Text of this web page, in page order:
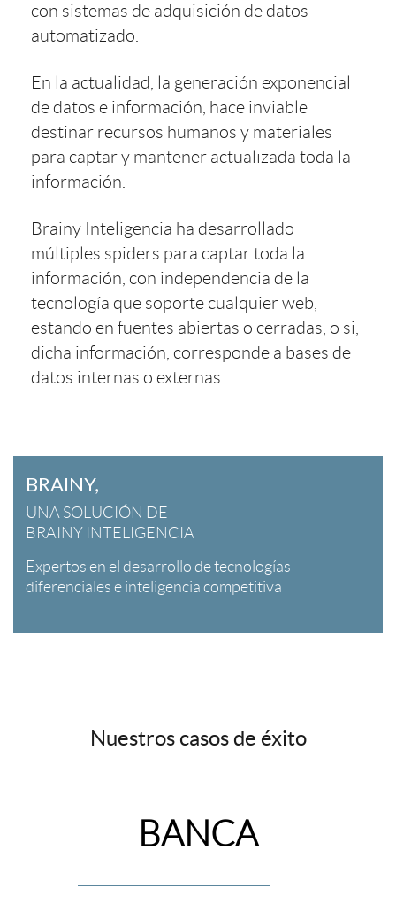
con sistemas de adquisición de datos
automatizado.
En la actualidad, la generación exponencial
de datos e información, hace inviable
destinar recursos humanos y materiales
para captar y mantener actualizada toda la
información.
Brainy Inteligencia ha desarrollado
múltiples spiders para captar toda la
información, con independencia de la
tecnología que soporte cualquier web,
estando en fuentes abiertas o cerradas, o si,
dicha información, corresponde a bases de
datos internas o externas.
BRAINY,
UNA SOLUCIÓN DE
BRAINY INTELIGENCIA
Expertos en el desarrollo de tecnologías
diferenciales e inteligencia competitiva
Nuestros casos de éxito
BANCA